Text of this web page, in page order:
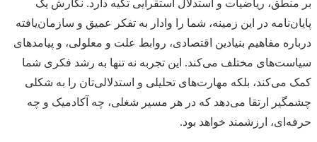
بر منطق، ریاضیات و استدلال استقرایی تکیه دارد. نگارش یک
پایان‌نامه در این زمینه، شما را وادار به تفکر عمیق و سازمان‌یافته
درباره مفاهیم بنیادین اقتصادی، روابط علت و معلولی، و پیامدهای
سیاست‌های مختلف می‌کند. این تجربه نه تنها به رشد فکری شما
کمک می‌کند، بلکه مهارت‌های تحلیلی و استدلالی‌تان را به شکلی
چشمگیر ارتقا می‌دهد که در هر مسیر شغلی، چه آکادمیک و چه
حرفه‌ای، ارزشمند خواهد بود.